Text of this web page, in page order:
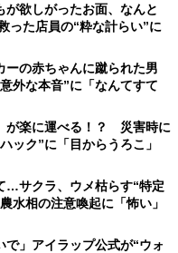
が欲しがったお面、なんと
た店員の“粋な計らい”に
ーの赤ちゃんに蹴られた男
な本音”に「なんてすて
が楽に運べる！？ 災害時に
ック”に「目からうろこ」
…サクラ、ウメ枯らす“特定
相の注意喚起に「怖い」
で」アイラップ公式が“ウォ